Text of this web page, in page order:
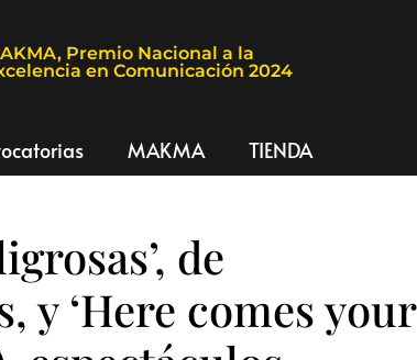
Premio Nacional a la
en Comunicación 2024
MAKMA TIENDA
de
y ‘Here comes your